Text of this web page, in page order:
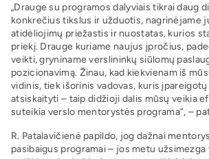
„Drauge su programos dalyviais tikrai daug
konkrečius tikslus ir užduotis, nagrinėjame
atidėliojimų priežastis ir nuostatas, kurios
priekį. Drauge kuriame naujus įpročius,
veikti, gryniname verslininkų siūlomų
pozicionavimą. Žinau, kad kiekvienam iš
vidinis, tiek išorinis vadovas, kuris
atsiskaityti – taip didžioji dalis mūsų veikia
suteikia verslo mentorystės programa”, –
R. Patalavičienė papildo, jog dažnai
pasibaigus programai – jos metu